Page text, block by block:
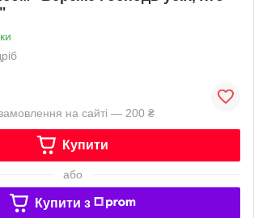
на сайті — 200 ₴
Купити
або
Купити з